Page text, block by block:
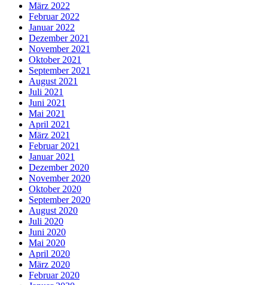
März 2022
Februar 2022
Januar 2022
Dezember 2021
November 2021
Oktober 2021
September 2021
August 2021
Juli 2021
Juni 2021
Mai 2021
April 2021
März 2021
Februar 2021
Januar 2021
Dezember 2020
November 2020
Oktober 2020
September 2020
August 2020
Juli 2020
Juni 2020
Mai 2020
April 2020
März 2020
Februar 2020